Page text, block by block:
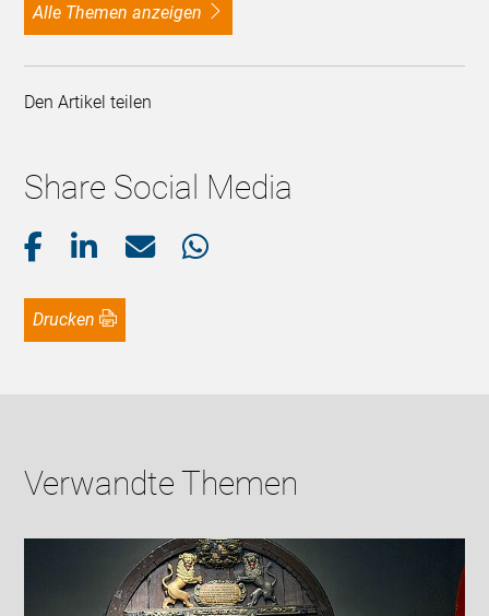
alle Themen anzeigen
Den Artikel teilen
Share Social Media
Drucken
Verwandte Themen